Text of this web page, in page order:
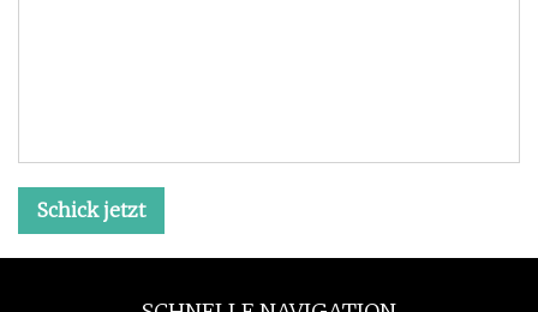
Schick jetzt